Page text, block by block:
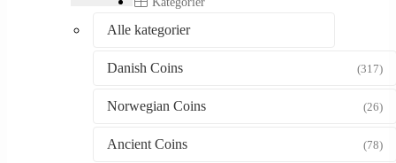
Alle kategorier
Danish Coins (317)
Norwegian Coins (26)
Ancient Coins (78)